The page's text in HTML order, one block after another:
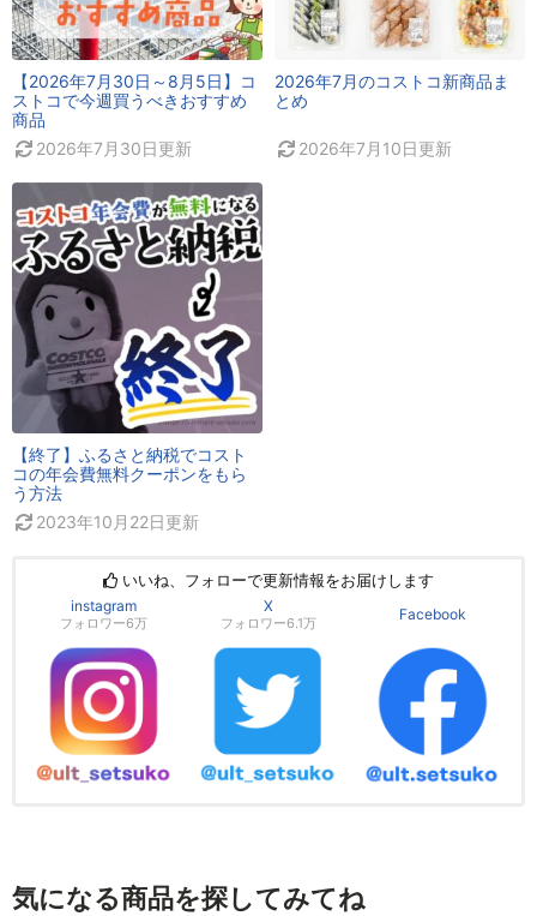
【2026年7月30日～8月5日】コ
ストコで今週買うべきおすすめ
商品
2026年7月30日更新
2026年7月のコストコ新商品ま
とめ
2026年7月10日更新
【終了】ふるさと納税でコスト
コの年会費無料クーポンをもら
う方法
2023年10月22日更新
いいね、フォローで更新情報をお届けします
instagram
フォロワー6万
X
フォロワー6.1万
Facebook
気になる商品を探してみてね